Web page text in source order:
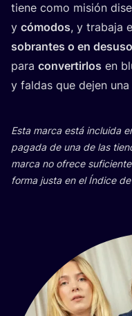
tie­ne como misión
y cómo­dos, y tra­ba­ja
sobran­tes o en desuso
para con­ver­tir­los en
y fal­das que dejen
Esta mar­ca está inclui­da
paga­da de una de las
mar­ca no ofre­ce
for­ma jus­ta en el Índi­ce